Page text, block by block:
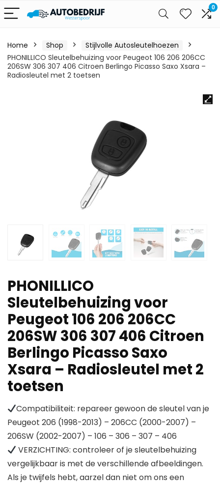
0
Home Shop
Stijlvolle Autosleutelhoezen
PHONILLICO Sleutelbehuizing voor Peugeot 106 206 206CC
206SW 306 307 406 Citroen Berlingo Picasso Saxo Xsara –
Radiosleutel met 2 toetsen
PHONILLICO
Sleutelbehuizing voor
Peugeot 106 206 206CC
206SW 306 307 406 Citroen
Berlingo Picasso Saxo
Xsara – Radiosleutel met 2
toetsen
Compatibiliteit: repareer gewoon de sleutel van je
Peugeot 206 (1998-2013) – 206CC (2000-2007) –
206SW (2002-2007) – 106 – 306 – 307 – 406
VERZICHTING: controleer of je sleutelbehuizing
vergelijkbaar is met de verschillende afbeeldingen.
Als je twijfels hebt, aarzel dan niet om ons een